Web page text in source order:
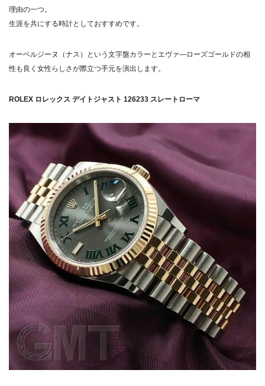
理由の一つ。
生涯を共にする時計としておすすめです。
オーベルジーヌ（ナス）という文字盤カラーとエヴァ―ローズゴールドの相
性も良く女性らしさが際立つ手元を演出します。
ROLEX ロレックス デイトジャスト 126233 スレートローマ